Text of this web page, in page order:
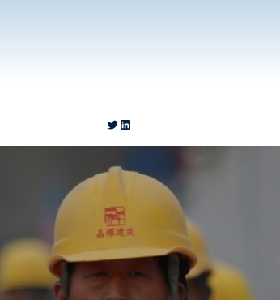
https://twitter.com/__Carter_
https://www.linkedin.com/in/carlosgarciamoreno-123456/